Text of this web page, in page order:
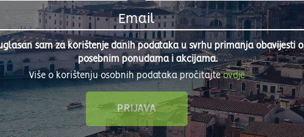
sam za korištenje danih podataka u svrhu primanja obavijesti o
posebnim ponudama i akcijama.
Više o korištenju osobnih podataka pročitajteovdje